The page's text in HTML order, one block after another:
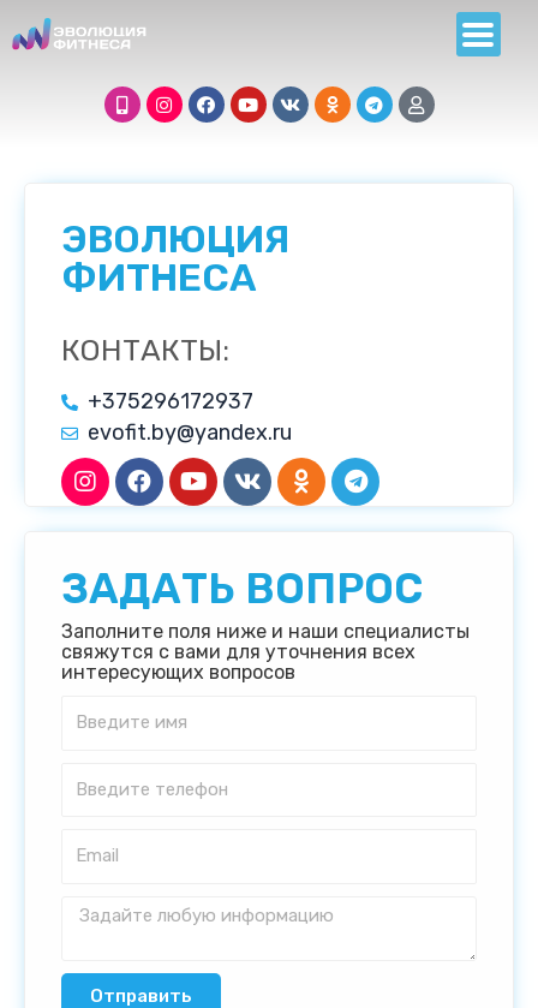
ЭВОЛЮЦИЯ
ФИТНЕСА
КОНТАКТЫ:
+375296172937
evofit.by@yandex.ru
ЗАДАТЬ ВОПРОС
Заполните поля ниже и наши специалисты
свяжутся с вами для уточнения всех
интересующих вопросов
Отправить